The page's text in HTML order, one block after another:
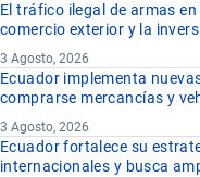
El tráfico ilegal de armas
comercio exterior y la
3 Agosto, 2026
Ecuador implementa
comprarse mercancías y
3 Agosto, 2026
Ecuador fortalece su
internacionales y busca